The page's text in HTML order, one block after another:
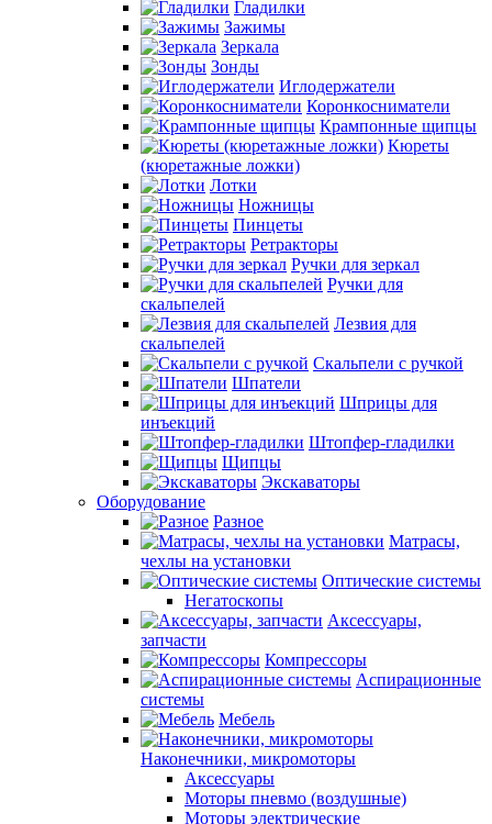
Гладилки
Зажимы
Зеркала
Зонды
Иглодержатели
Коронкосниматели
Крампонные щипцы
Кюреты
(кюретажные ложки)
Лотки
Ножницы
Пинцеты
Ретракторы
Ручки для зеркал
Ручки для
скальпелей
Лезвия для
скальпелей
Скальпели с ручкой
Шпатели
Шприцы для
инъекций
Штопфер-гладилки
Щипцы
Экскаваторы
Оборудование
Разное
Матрасы,
чехлы на установки
Оптические системы
Негатоскопы
Аксессуары,
запчасти
Компрессоры
Аспирационные
системы
Мебель
Наконечники, микромоторы
Аксессуары
Моторы пневмо (воздушные)
Моторы электрические